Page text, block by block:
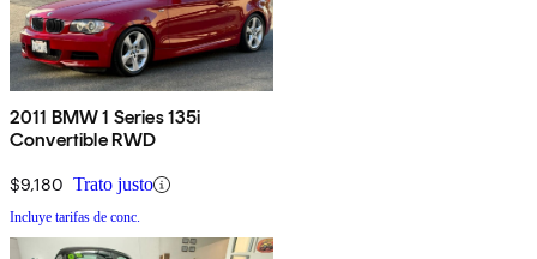
2011 BMW 1 Series 135i
Convertible RWD
$9,180 Trato justo
Incluye tarifas de conc.